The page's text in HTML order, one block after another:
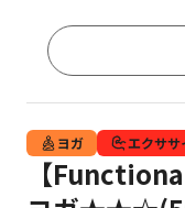
ヨガ エクササ
【